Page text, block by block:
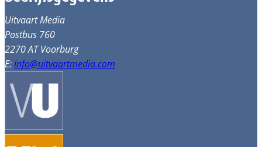
Uitvaart Media
Postbus 760
2270 AT Voorburg
E:info@uitvaartmedia.com